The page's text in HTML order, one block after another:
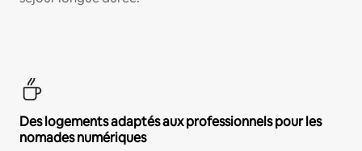
Des logements adaptés aux professionnels pour les
nomades numériques